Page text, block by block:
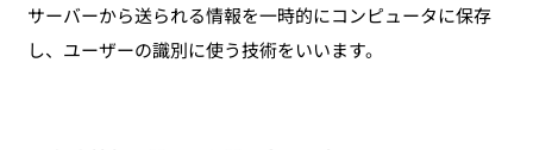
サーバーから送られる情報を一時的にコンピュータに保存
し、ユーザーの識別に使う技術をいいます。